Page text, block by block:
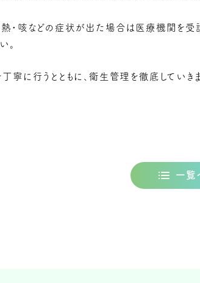
・咳などの症状が出た場合は医療機関を受
。
に行うとともに、衛生管理を徹底していき
一覧